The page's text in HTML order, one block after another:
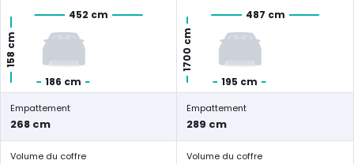
452 cm
186 cm
158 cm
487 cm
195 cm
1700 cm
Empattement
268 cm
Empattement
289 cm
Volume du coffre Volume du coffre